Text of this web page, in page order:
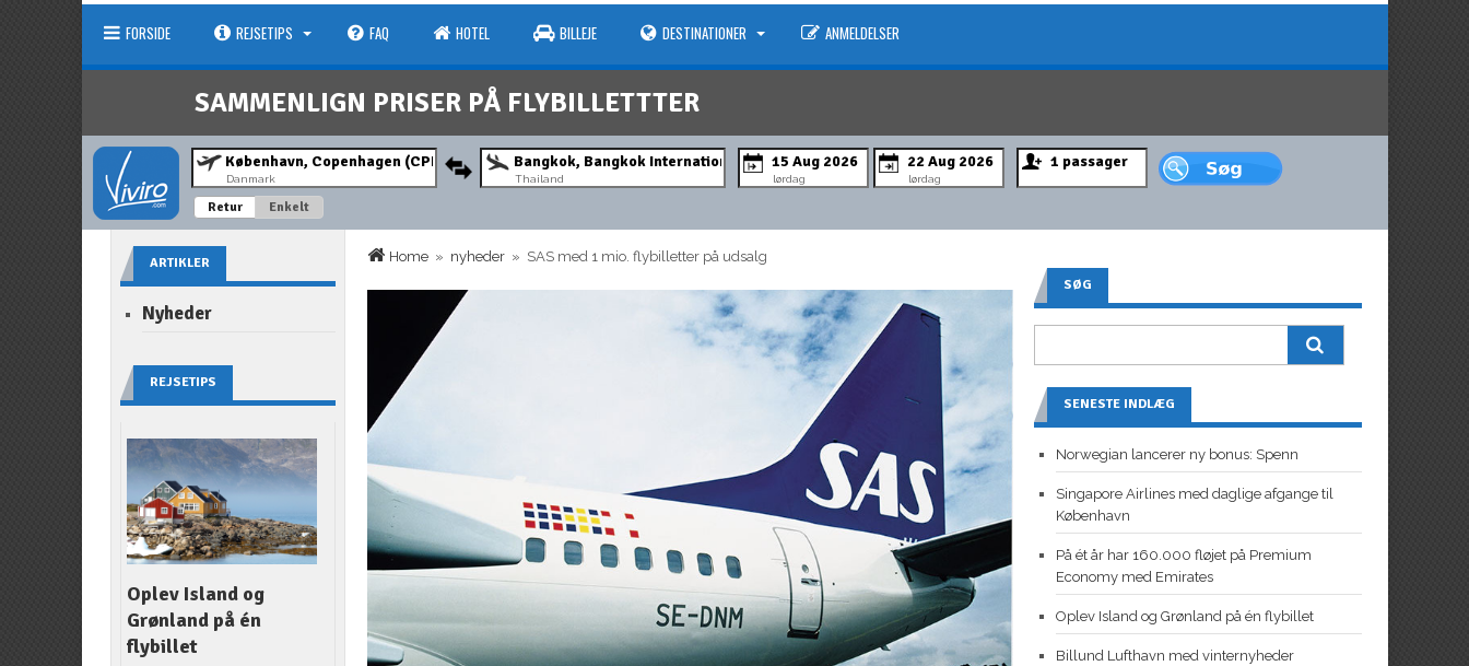
FORSIDE REJSETIPS FAQ HOTEL BILLEJE DESTINATIONER ANMELDELSER
SAMMENLIGN PRISER PÅ FLYBILLETTTER
Danmark Thailand lørdag lørdag
Retur Enkelt
Home » nyheder » SAS med 1 mio. flybilletter på udsalg
ARTIKLER
Nyheder
REJSETIPS
Oplev Island og
Grønland på én
flybillet
SØG
SENESTE INDLÆG
Norwegian lancerer ny bonus: Spenn
Singapore Airlines med daglige afgange til
København
På ét år har 160.000 fløjet på Premium
Economy med Emirates
Oplev Island og Grønland på én flybillet
Billund Lufthavn med vinternyheder